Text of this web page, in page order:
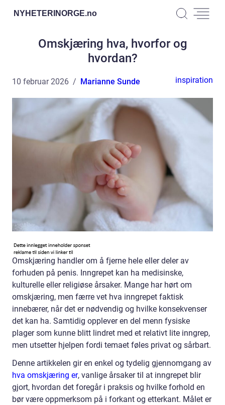
NYHETERINORGE.no
Omskjæring hva, hvorfor og
hvordan?
10 februar 2026 Marianne Sunde inspiration
Omskjæring handler om å fjerne hele eller deler av
forhuden på penis. Inngrepet kan ha medisinske,
kulturelle eller religiøse årsaker. Mange har hørt om
omskjæring, men færre vet hva inngrepet faktisk
innebærer, når det er nødvendig og hvilke konsekvenser
det kan ha. Samtidig opplever en del menn fysiske
plager som kunne blitt lindret med et relativt lite inngrep,
men utsetter hjelpen fordi temaet føles privat og sårbart.
Denne artikkelen gir en enkel og tydelig gjennomgang av
hva omskjæring er, vanlige årsaker til at inngrepet blir
gjort, hvordan det foregår i praksis og hvilke forhold en
bør være oppmerksom på i forkant og etterkant. Målet er